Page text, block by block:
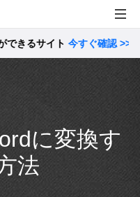
るサイト今すぐ確認 >>
に変換す
法